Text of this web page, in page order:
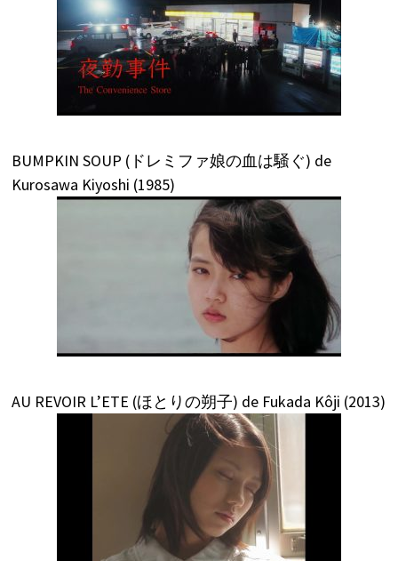
BUMPKIN SOUP (ドレミファ娘の血は騒ぐ) de
Kurosawa Kiyoshi (1985)
AU REVOIR L’ETE (ほとりの朔子) de Fukada Kôji (2013)